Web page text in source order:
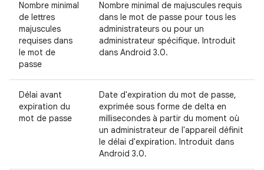
Nombre minimal
de lettres
majuscules
requises dans
le mot de
passe
Nombre minimal de majuscules requis
dans le mot de passe pour tous les
administrateurs ou pour un
administrateur spécifique. Introduit
dans Android 3.0.
Délai avant
expiration du
mot de passe
Date d'expiration du mot de passe,
exprimée sous forme de delta en
millisecondes à partir du moment où
un administrateur de l'appareil définit
le délai d'expiration. Introduit dans
Android 3.0.